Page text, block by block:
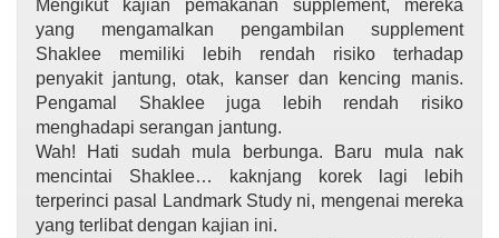
Mengikut kajian pemakanan supplement, mereka
yang mengamalkan pengambilan supplement
Shaklee memiliki lebih rendah risiko terhadap
penyakit jantung, otak, kanser dan kencing manis.
Pengamal Shaklee juga lebih rendah risiko
menghadapi serangan jantung.
Wah! Hati sudah mula berbunga. Baru mula nak
mencintai Shaklee… kaknjang korek lagi lebih
terperinci pasal Landmark Study ni, mengenai mereka
yang terlibat dengan kajian ini.